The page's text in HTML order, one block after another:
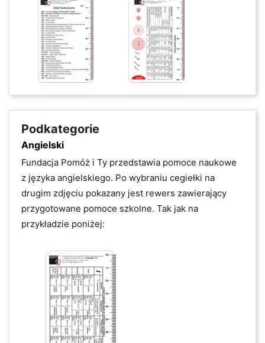
Podkategorie
Angielski
Fundacja Pomóż i Ty przedstawia pomoce naukowe
z języka angielskiego. Po wybraniu cegiełki na
drugim zdjęciu pokazany jest rewers zawierający
przygotowane pomoce szkolne. Tak jak na
przykładzie poniżej: